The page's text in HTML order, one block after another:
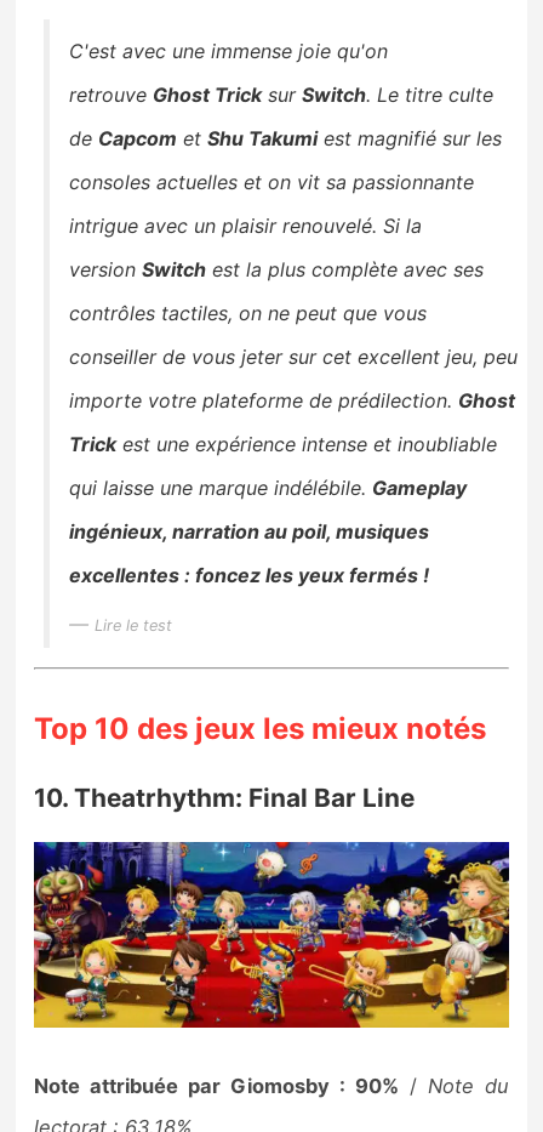
C'est avec une immense joie qu'on
retrouve Ghost TricksurSwitch. Le titre culte
de Capcom etShu Takumiest magnifié sur les
consoles actuelles et on vit sa passionnante
intrigue avec un plaisir renouvelé. Si la
versionSwitch est la plus complète avec ses
contrôles tactiles, on ne peut que vous
conseiller de vous jeter sur cet excellent jeu, peu
importe votre plateforme de prédilection. Ghost
Trickest une expérience intense et inoubliable
qui laisse une marque indélébile. Gameplay
ingénieux, narration au poil, musiques
excellentes : foncez les yeux fermés !
Lire le test
Top 10 des jeux les mieux notés
10. Theatrhythm: Final Bar Line
Note attribuée par Giomosby : 90% / Note du
lectorat : 63.18%